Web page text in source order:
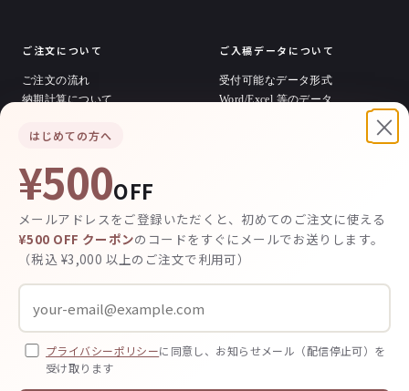
ご注文について
ご注文の流れ
納期計算について
料金の計算方法
ご入稿データについて
受付可能なデータ形式
Word/Excel 等のデータ
デザイン / その他
デザイン依頼について
デザイン料金
お客様の声
よくあるご質問
運営会社・特商法
プライバシー
×
はじめての方へ
¥500OFF
メールアドレスをご登録いただくと、初めてのご注文に使える
¥500 OFF クーポンのコードをすぐにメールでお送りします。
（税込 ¥3,000 以上のご注文で利用可）
プライバシーポリシーに同意し、お知らせメール（配信停止可）を
受け取ります